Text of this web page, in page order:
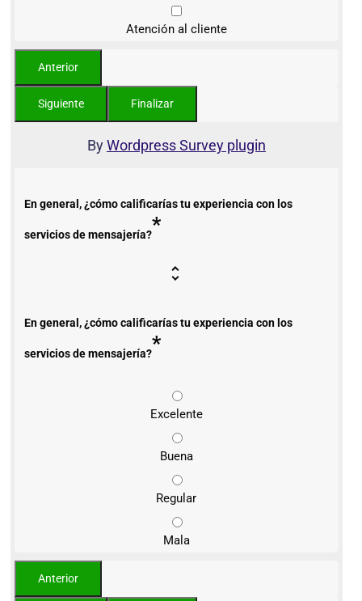
Atención al cliente
ByWordpress Survey plugin
En general, ¿cómo calificarías tu experiencia con los
servicios de mensajería?*
En general, ¿cómo calificarías tu experiencia con los
servicios de mensajería?*
Excelente
Buena
Regular
Mala